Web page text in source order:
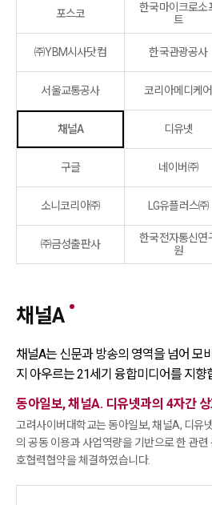
포스코
한국마이크로소
트
㈜YBM시사닷컴 한국관광공사
서울교통공사 코리아메디케어
채널A 디유넷
구글 네이버㈜
소니코리아㈜ LG유플러스㈜
㈜금성출판사
한국전자통신연
원
채널A
채널A는 신문과 방송의 영역을 넘어 모
지 아우르는21세기 융합미디어를 지향
동아일보, 채널A. 디유넷과의 4자간
고려사이버대학교는 동아일보, 채널A, 디유
의 공동 이용과 사업역량을 기반으로 한 관련
호협력협약을 체결하였습니다.